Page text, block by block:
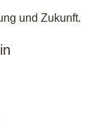
und Zukunft.